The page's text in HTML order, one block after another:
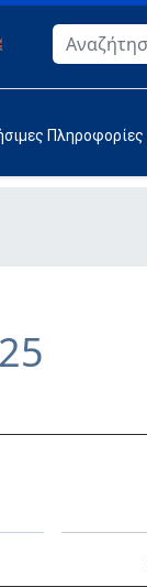
Αναζήτηση
Πληροφορίες